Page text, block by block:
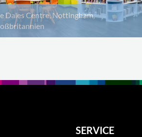
Dales Centre, Nottingham,
SERVICE